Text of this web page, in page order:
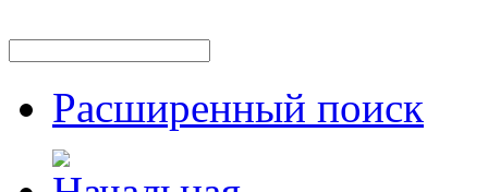
Расширенный поиск